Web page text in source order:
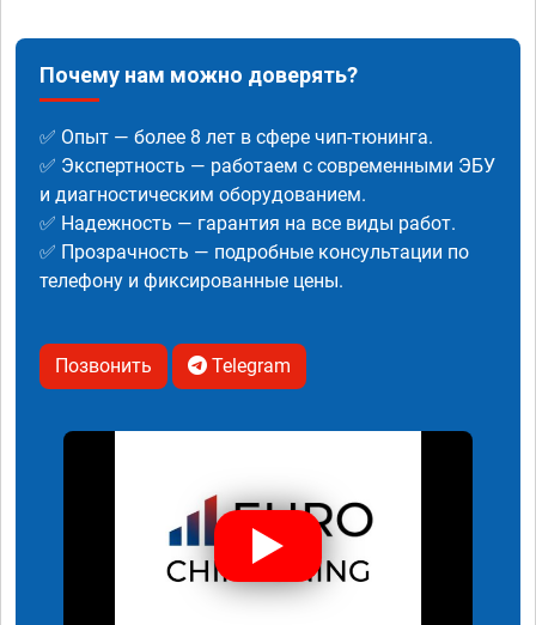
Почему нам можно доверять?
✅ Опыт — более 8 лет в сфере чип-тюнинга.
✅ Экспертность — работаем с современными ЭБУ
и диагностическим оборудованием.
✅ Надежность — гарантия на все виды работ.
✅ Прозрачность — подробные консультации по
телефону и фиксированные цены.
Позвонить Telegram